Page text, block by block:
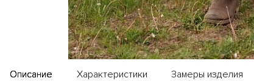
Описание Характеристики Замеры изделия